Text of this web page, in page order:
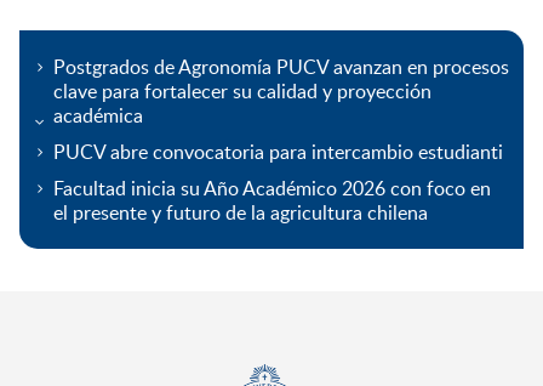
Postgrados de Agronomía PUCV avanzan en procesos
clave para fortalecer su calidad y proyección
académica
PUCV abre convocatoria para intercambio estudianti
Facultad inicia su Año Académico 2026 con foco en
el presente y futuro de la agricultura chilena